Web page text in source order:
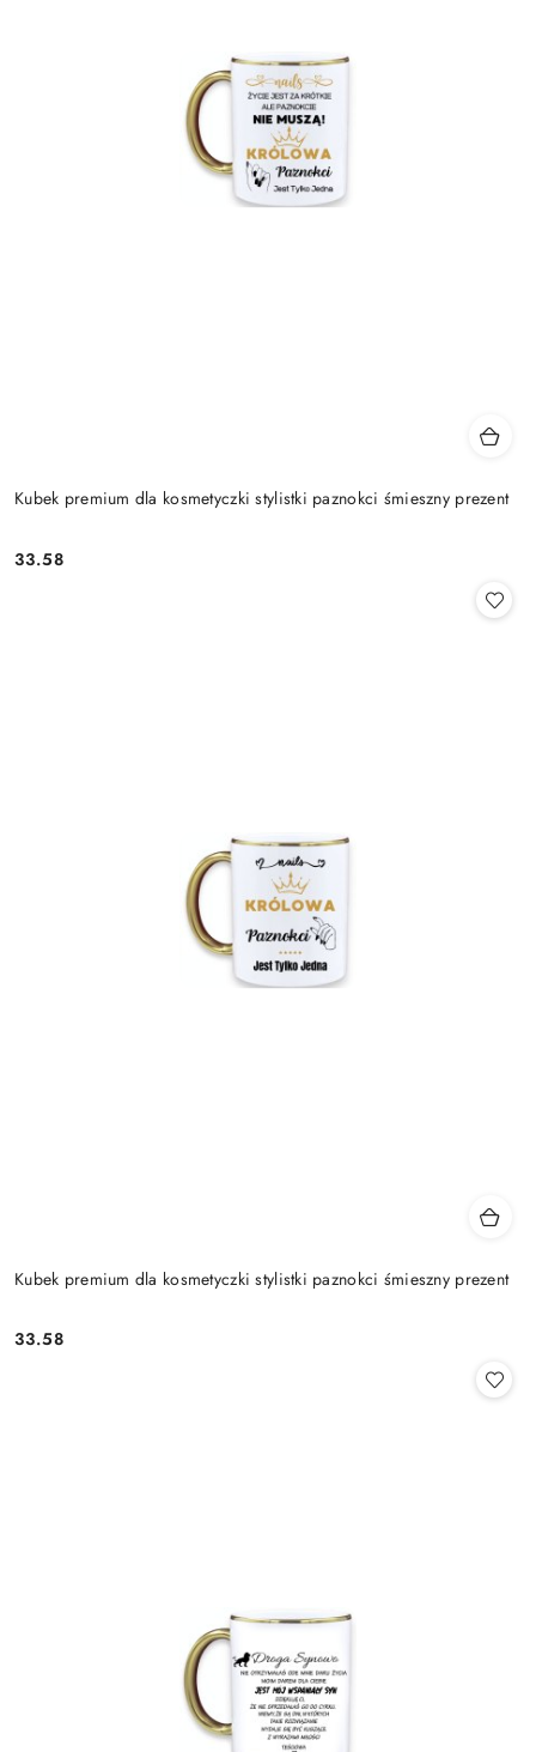
Kubek premium dla kosmetyczki stylistki paznokci śmieszny prezent
Cena:
33.58
Kubek premium dla kosmetyczki stylistki paznokci śmieszny prezent
Cena:
33.58